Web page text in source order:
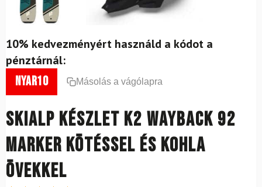
10% kedvezményért használd a kódot a
pénztárnál:
nyar10 Másolás a vágólapra
Skialp készlet K2 Wayback 92
Marker kötéssel és Kohla
övekkel